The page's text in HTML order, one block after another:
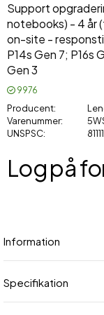
Support
notebooks) - 4 år
on-site -
P14s Gen 7; P16s
Gen 3
9976
Producent
Varenummer
UNSPSC
Log på
Information
Specifikation